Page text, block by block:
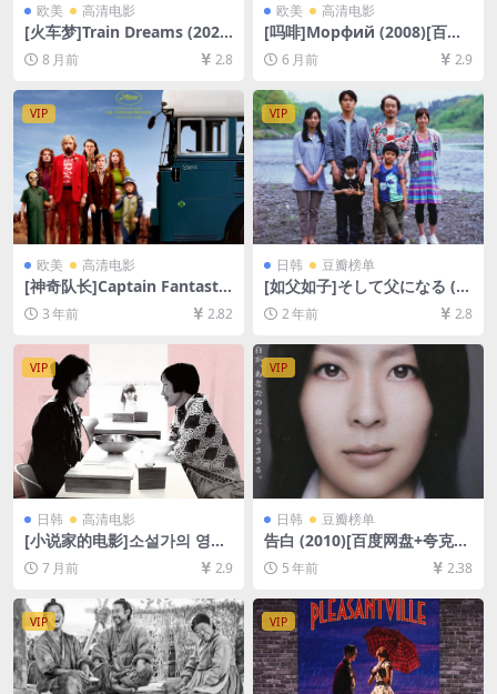
欧美 高清电影
[火车梦]Train Dreams (202
5)[百度网盘+夸克网盘1080P
超清未删减资源][网盘在线播
放/下载][MP4/8.3GB][中英字
幕]
8 月前 2.8
欧美 高清电影
[吗啡]Морфий (2008)[百度
网盘+夸克网盘1080P超清未
删减资源][网盘在线播放/下
载][MP4/7.5GB][中文字幕]
6 月前 2.9
VIP
欧美 高清电影
[神奇队长]Captain Fantastic
(2016)[百度网盘+夸克网盘10
80P超清未删减资源][网盘在
线播放/下载][MP4/7.5GB][中
英字幕]
3 年前 2.82
VIP
日韩 豆瓣榜单
[如父如子]そして父になる (2
013)[百度网盘+夸克网盘1080
P超清未删减资源][网盘在线播
放/下载][MP4/8.5GB][中文字
幕]
2 年前 2.8
VIP
日韩 高清电影
[小说家的电影]소설가의 영화
(2022)[百度网盘+夸克网盘10
80P超清未删减资源][网盘在
文字幕]
7 月前 2.9
VIP
日韩 豆瓣榜单
告白 (2010)[百度网盘+夸克网
盘+迅雷云盘资源未删减1080
P超清][MP4/6.4GB][中日双语
5 年前 2.38
VIP VIP